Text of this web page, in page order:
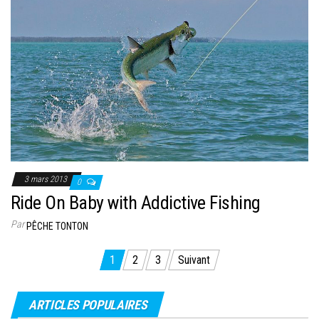
3 mars 2013 0
Ride On Baby with Addictive Fishing
ParPÊCHE TONTON
publications
1 2 3 Suivant
ARTICLES POPULAIRES